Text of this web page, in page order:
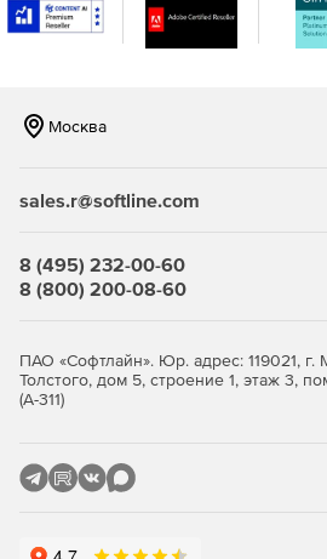
других приложений.
доступа, личный кабинет.
записями и настройками
существующую инфраструктуру
корпоративный дизайн вашей
России (№4525 от 10.03.2022) и
Москва
sales.r@softline.com
8 (495) 232-00-60
8 (800) 200-08-60
ПАО «Софтлайн». Юр. адрес: 119021, г.
Толстого, дом 5, строение 1, этаж 3,
(А-311)